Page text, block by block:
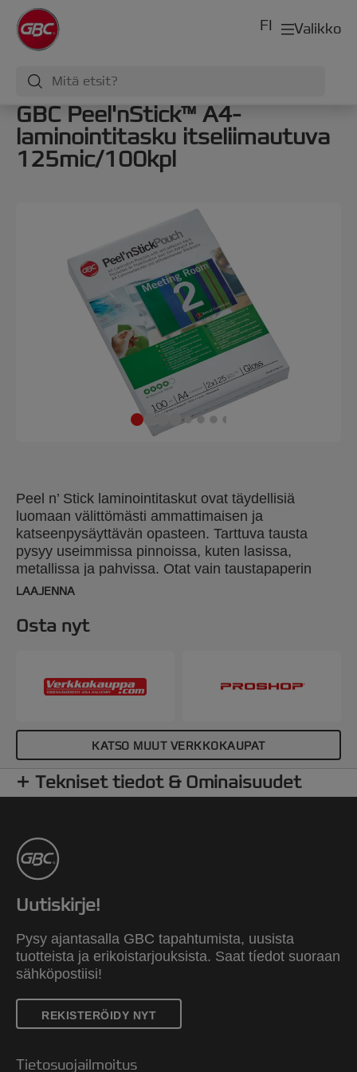
Valikko
FI
GBC Peel'nStick™ A4-
laminointitasku itseliimautuva
125mic/100kpl
Peel n’ Stick laminointitaskut ovat täydellisiä
luomaan välittömästi ammattimaisen ja
katseenpysäyttävän opasteen. Tarttuva tausta
pysyy useimmissa pinnoissa, kuten lasissa,
metallissa ja pahvissa. Otat vain taustapaperin
pois ja kiinnität ilmoituksen. 125 mikronin kiiltävä
LAAJENNA
Osta nyt
KATSO MUUT VERKKOKAUPAT
Tekniset tiedot & Ominaisuudet
Uutiskirje!
Pysy ajantasalla GBC tapahtumista, uusista
tuotteista ja erikoistarjouksista. Saat tíedot suoraan
sähköpostiisi!
REKISTERÖIDY NYT
Tietosuojailmoitus